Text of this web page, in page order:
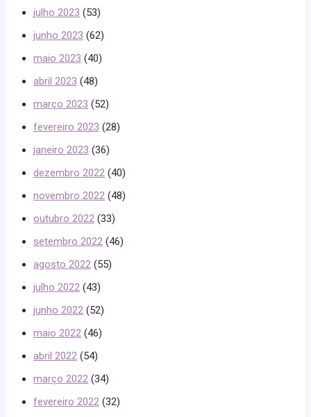
julho 2023 (53)
junho 2023 (62)
maio 2023 (40)
abril 2023 (48)
março 2023 (52)
fevereiro 2023 (28)
janeiro 2023 (36)
dezembro 2022 (40)
novembro 2022 (48)
outubro 2022 (33)
setembro 2022 (46)
agosto 2022 (55)
julho 2022 (43)
junho 2022 (52)
maio 2022 (46)
abril 2022 (54)
março 2022 (34)
fevereiro 2022 (32)